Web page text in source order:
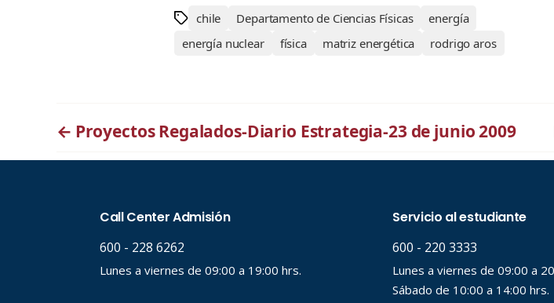
chile Departamento de Ciencias Físicas
energía
energía nuclear
física matriz energética rodrigo aros
← Proyectos Regalados-Diario Estrategia-23 de junio 2009